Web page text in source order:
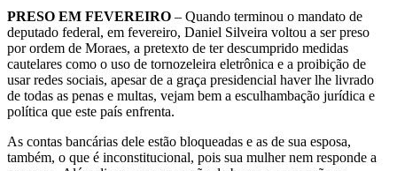
PRESO EM FEVEREIRO – Quando terminou o mandato de
deputado federal, em fevereiro, Daniel Silveira voltou a ser preso
por ordem de Moraes, a pretexto de ter descumprido medidas
cautelares como o uso de tornozeleira eletrônica e a proibição de
usar redes sociais, apesar de a graça presidencial haver lhe livrado
de todas as penas e multas, vejam bem a esculhambação jurídica e
política que este país enfrenta.
As contas bancárias dele estão bloqueadas e as de sua esposa,
também, o que é inconstitucional, pois sua mulher nem responde a